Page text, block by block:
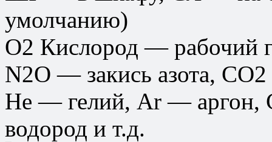
умолчанию)
О2 Кислород — рабочий
N2O — закись азота,
He — гелий, Ar —
водород и т.д.